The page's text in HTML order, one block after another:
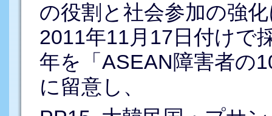
の役割と社会参加の強
2011年11月17日付けで
年を「ASEAN障害者の
に留意し、